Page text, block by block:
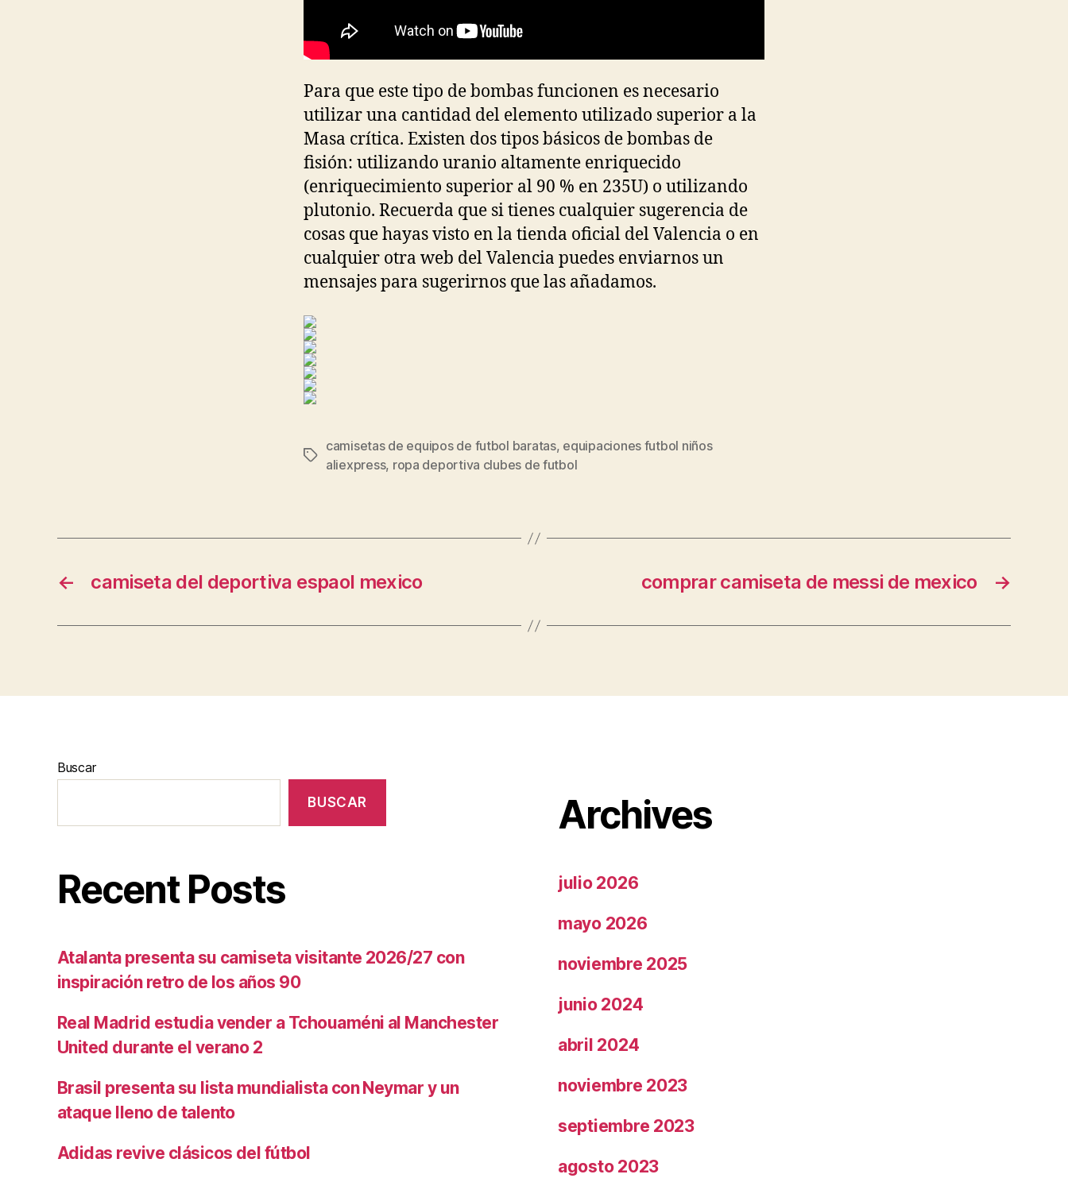
Para que este tipo de bombas funcionen es necesario
utilizar una cantidad del elemento utilizado superior a la
Masa crítica. Existen dos tipos básicos de bombas de
fisión: utilizando uranio altamente enriquecido
(enriquecimiento superior al 90 % en 235U) o utilizando
plutonio. Recuerda que si tienes cualquier sugerencia de
cosas que hayas visto en la tienda oficial del Valencia o en
cualquier otra web del Valencia puedes enviarnos un
mensajes para sugerirnos que las añadamos.
Etiquetas
camisetas de equipos de futbol baratas, equipaciones futbol niños
aliexpress, ropa deportiva clubes de futbol
← camiseta del deportiva espaol mexico →
comprar camiseta de messi de mexico
Buscar
BUSCAR
Recent Posts
Atalanta presenta su camiseta visitante 2026/27 con
inspiración retro de los años 90
Real Madrid estudia vender a Tchouaméni al Manchester
United durante el verano 2
Brasil presenta su lista mundialista con Neymar y un
ataque lleno de talento
Adidas revive clásicos del fútbol
Archives
julio 2026
mayo 2026
noviembre 2025
junio 2024
abril 2024
noviembre 2023
septiembre 2023
agosto 2023